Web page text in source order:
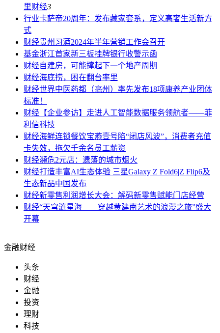
里财经3
行业卡萨帝20周年：发布藏家套系，定义高奢生活新方
式
财经贵州习酒2024年半年营销工作会召开
基金浙江首家新三板挂牌银行收警示函
财经自建房，可能撑起下一个地产周期
财经海底捞，困在翻台率里
财经世界中医药都（亳州）率先发布18项康养产业团体
标准！
财经 【企业参访】走进人工智能数据服务领航者——菲
利信科技
财经海鲜连锁餐饮宝燕壹号陷“闭店风波”，消费者充值
卡失效，拖欠千余名员工薪资
财经濒危2元店：遗落的城市烟火
财经打造丰富AI生态体验 三星Galaxy Z Fold6|Z Flip6及
生态新品中国发布
财经新零售利润增长大会：解码新零售赋能门店经营
财经“天穹涟星海——穿越黄建南艺术的浪漫之旅”盛大
开幕
金融财经
头条
财经
金融
投资
理财
科技